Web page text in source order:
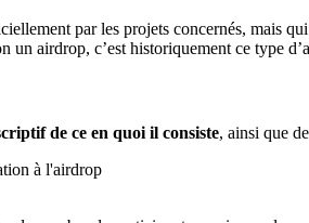
par les projets concernés, mais
airdrop, c’est historiquement ce type
de ce en quoi il consiste, ainsi que